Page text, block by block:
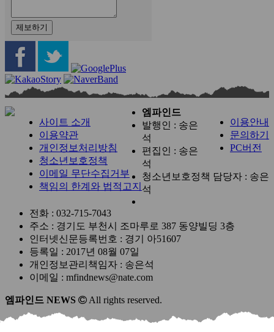
제보하기
사이트 소개
이용약관
개인정보처리방침
청소년보호정책
이메일 무단수집거부
책임의 한계와 법적고지
이용안내
문의하기
PC버전
엠파인드
발행인 : 송은
석
편집인 : 송은
석
청소년보호정책 담당자 : 송은
석
전화 : 032-715-7043
주소 : 경기도 부천시 조마루로 387 동양빌딩 3층
인터넷신문등록번호 : 경기 아51607
등록일 : 2017년 08월 07일
개인정보관리책임자 : 송은석
이메일 : mfindnews@nate.com
엠파인드 NEWS All rights reserved.